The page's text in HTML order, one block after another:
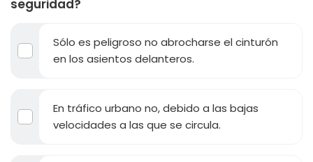
seguridad?
Sólo es peligroso no abrocharse el cinturón
en los asientos delanteros.
En tráfico urbano no, debido a las bajas
velocidades a las que se circula.